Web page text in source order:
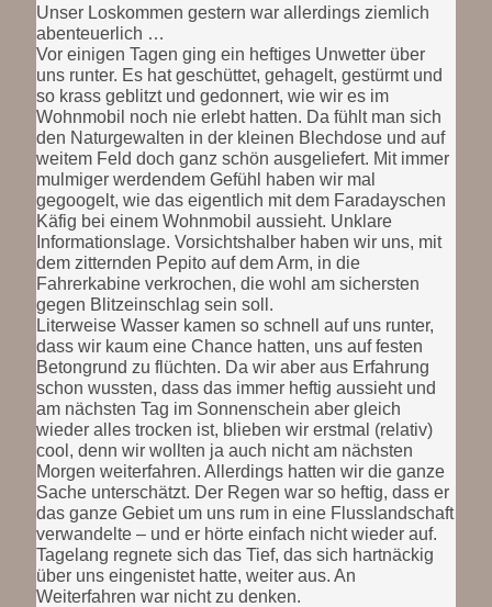
Unser Loskommen gestern war allerdings ziemlich
abenteuerlich …
Vor einigen Tagen ging ein heftiges Unwetter über
uns runter. Es hat geschüttet, gehagelt, gestürmt und
so krass geblitzt und gedonnert, wie wir es im
Wohnmobil noch nie erlebt hatten. Da fühlt man sich
den Naturgewalten in der kleinen Blechdose und auf
weitem Feld doch ganz schön ausgeliefert. Mit immer
mulmiger werdendem Gefühl haben wir mal
gegoogelt, wie das eigentlich mit dem Faradayschen
Käfig bei einem Wohnmobil aussieht. Unklare
Informationslage. Vorsichtshalber haben wir uns, mit
dem zitternden Pepito auf dem Arm, in die
Fahrerkabine verkrochen, die wohl am sichersten
gegen Blitzeinschlag sein soll.
Literweise Wasser kamen so schnell auf uns runter,
dass wir kaum eine Chance hatten, uns auf festen
Betongrund zu flüchten. Da wir aber aus Erfahrung
schon wussten, dass das immer heftig aussieht und
am nächsten Tag im Sonnenschein aber gleich
wieder alles trocken ist, blieben wir erstmal (relativ)
cool, denn wir wollten ja auch nicht am nächsten
Morgen weiterfahren. Allerdings hatten wir die ganze
Sache unterschätzt. Der Regen war so heftig, dass er
das ganze Gebiet um uns rum in eine Flusslandschaft
verwandelte – und er hörte einfach nicht wieder auf.
Tagelang regnete sich das Tief, das sich hartnäckig
über uns eingenistet hatte, weiter aus. An
Weiterfahren war nicht zu denken.